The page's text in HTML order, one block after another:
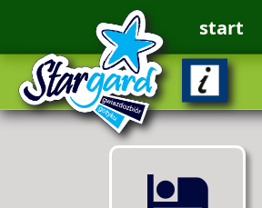
start